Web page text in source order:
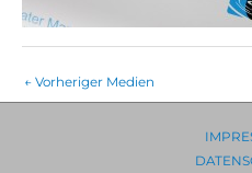
← Vorheriger Medien